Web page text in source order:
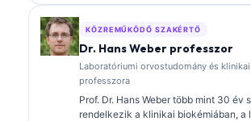
KÖZREMŰKÖDŐ SZAKÉRTŐ
Dr. Hans Weber professzor
Laboratóriumi orvostudomány és
professzora
Prof. Dr. Hans Weber több mint 30 év
rendelkezik a klinikai biokémiában, a